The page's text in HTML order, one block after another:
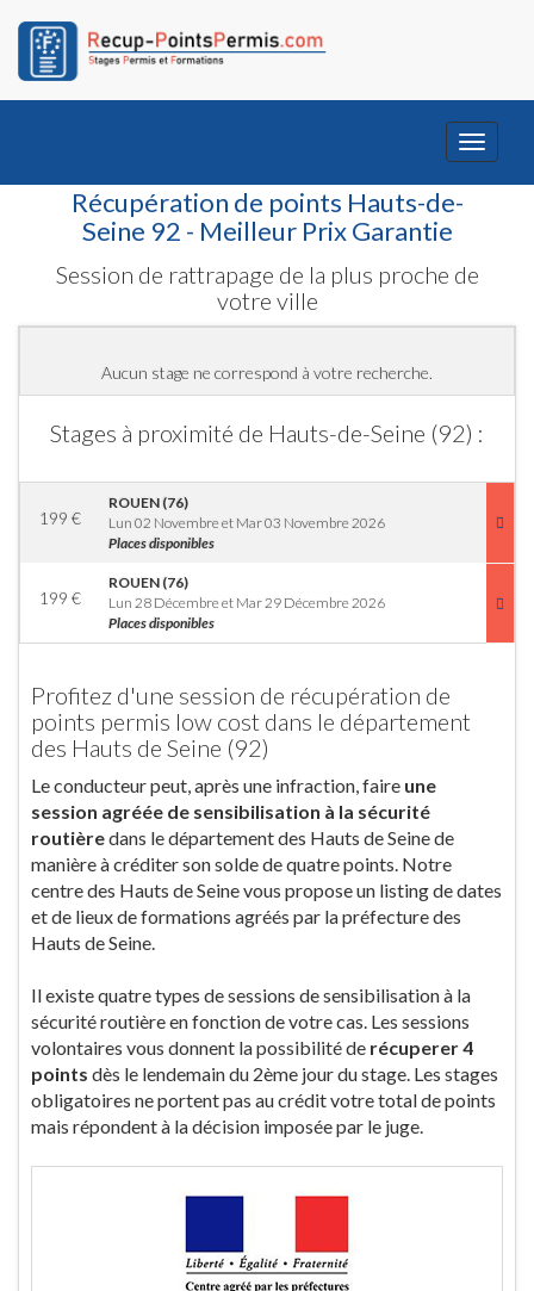
Toggle
Récupération de points Hauts-de-
Seine 92 - Meilleur Prix Garantie
Session de rattrapage de la plus proche de
votre ville
Aucun stage ne correspond à votre recherche.
Stages à proximité de Hauts-de-Seine (92) :
199 €
ROUEN (76)
Lun 02 Novembre et Mar 03 Novembre 2026
Places disponibles
199 €
ROUEN (76)
Lun 28 Décembre et Mar 29 Décembre 2026
Places disponibles
Profitez d'une session de récupération de
points permis low cost dans le département
des Hauts de Seine (92)
Le conducteur peut, après une infraction, faire une
session agréée de sensibilisation à la sécurité
routièredans le département des Hauts de Seine de
manière à créditer son solde de quatre points. Notre
centre des Hauts de Seine vous propose un listing de dates
et de lieux de formations agréés par la préfecture des
Hauts de Seine.
Il existe quatre types de sessions de sensibilisation à la
sécurité routière en fonction de votre cas. Les sessions
volontaires vous donnent la possibilité de récuperer 4
points dès le lendemain du 2ème jour du stage. Les stages
obligatoires ne portent pas au crédit votre total de points
mais répondent à la décision imposée par le juge.